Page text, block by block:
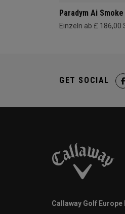
Paradym Ai
Einzeln ab £ 186,00
GET SOCIAL
Callaway Golf Europe